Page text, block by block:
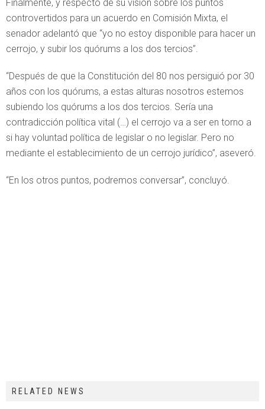
Finalmente, y respecto de su visión sobre los puntos
controvertidos para un acuerdo en Comisión Mixta, el
senador adelantó que “yo no estoy disponible para hacer un
cerrojo, y subir los quórums a los dos tercios”.
“Después de que la Constitución del 80 nos persiguió por 30
años con los quórums, a estas alturas nosotros estemos
subiendo los quórums a los dos tercios. Sería una
contradicción política vital (…) el cerrojo va a ser en torno a
si hay voluntad política de legislar o no legislar. Pero no
mediante el establecimiento de un cerrojo jurídico”, aseveró.
“En los otros puntos, podremos conversar”, concluyó.
RELATED NEWS